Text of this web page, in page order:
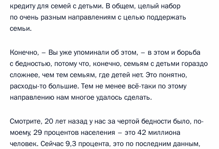
кредиту для семей с детьми. В общем, целый набор
по очень разным направлениям с целью поддержать
семьи.
Конечно, – Вы уже упоминали об этом, – в этом и борьба
с бедностью, потому что, конечно, семьям с детьми гораздо
сложнее, чем тем семьям, где детей нет. Это понятно,
расходы-то большие. Тем не менее всё-таки по этому
направлению нам многое удалось сделать.
Смотрите, 20 лет назад у нас за чертой бедности было, по-
моему, 29 процентов населения – это 42 миллиона
человек. Сейчас 9,3 процента, это по последним данным,